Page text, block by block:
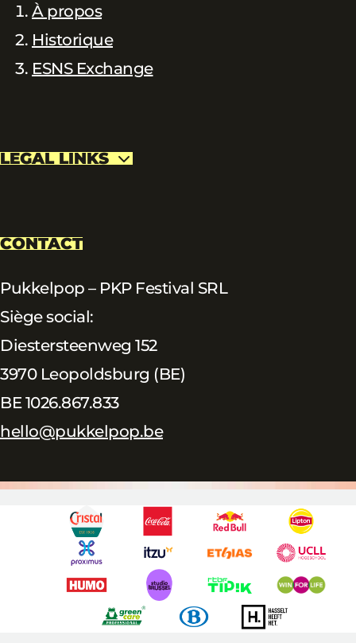
À propos
Historique
ESNS Exchange
LEGAL LINKS
CONTACT
Pukkelpop – PKP Festival SRL
Siège social:
Diestersteenweg 152
3970 Leopoldsburg (BE)
BE 1026.867.833
hello@pukkelpop.be